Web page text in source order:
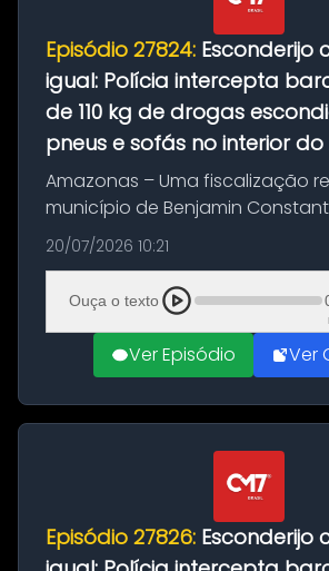
Episódio 27824: Esconderijo
igual: Polícia intercepta
de 110 kg de drogas
pneus e sofás no interior do
Amazonas – Uma fiscalização
município de Benjamin
com a apreensão de
quilos de entorpecentes em uma
embarcação atracada no
materia...
20/07/2026 10:21
Ouça o texto
Ver Episódio Ver
Episódio 27826: Esconderijo